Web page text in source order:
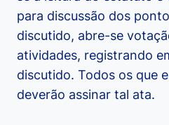
para discussão dos
discutido, abre-se
atividades, registrando
discutido. Todos os que
deverão assinar tal ata.